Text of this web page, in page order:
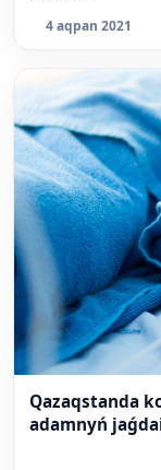
4 aqpan 2021
Qazaqstanda
adamnyń